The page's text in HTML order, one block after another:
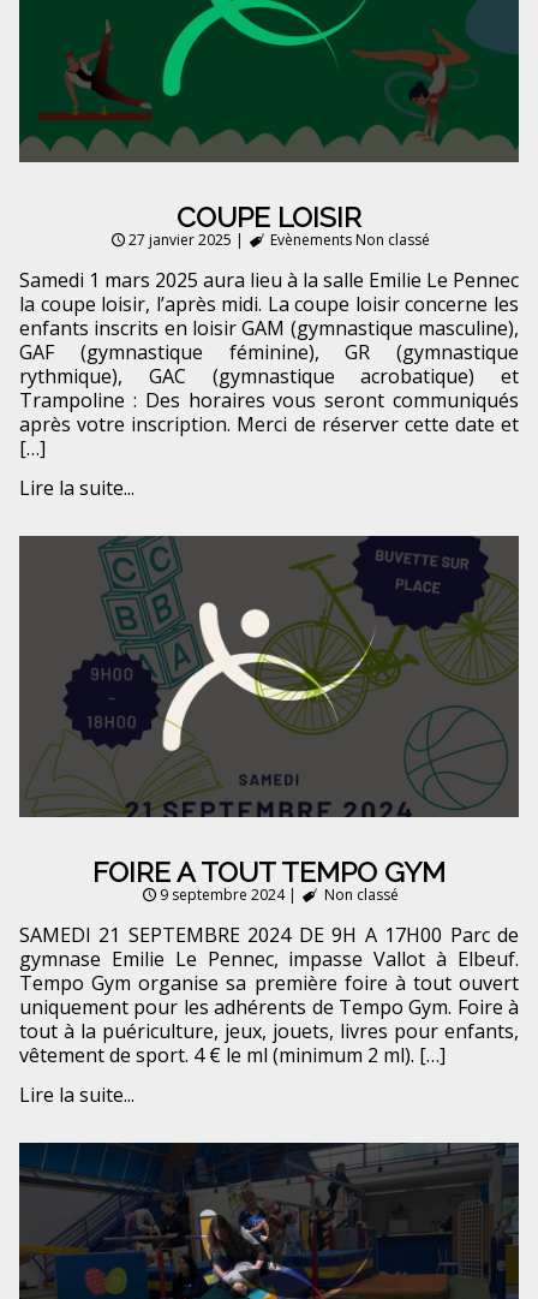
COUPE LOISIR
27 janvier 2025 | Evènements Non classé
Samedi 1 mars 2025 aura lieu à la salle Emilie Le Pennec
la coupe loisir, l’après midi. La coupe loisir concerne les
enfants inscrits en loisir GAM (gymnastique masculine),
GAF (gymnastique féminine), GR (gymnastique
rythmique), GAC (gymnastique acrobatique) et
Trampoline : Des horaires vous seront communiqués
après votre inscription. Merci de réserver cette date et
[…]
Lire la suite...
FOIRE A TOUT TEMPO GYM
9 septembre 2024| Non classé
SAMEDI 21 SEPTEMBRE 2024 DE 9H A 17H00 Parc de
gymnase Emilie Le Pennec, impasse Vallot à Elbeuf.
Tempo Gym organise sa première foire à tout ouvert
uniquement pour les adhérents de Tempo Gym. Foire à
tout à la puériculture, jeux, jouets, livres pour enfants,
vêtement de sport. 4 € le ml (minimum 2 ml). […]
Lire la suite...